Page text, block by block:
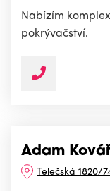
Nabízím
pokrývačství.
Adam Kovář
Telečská 1820/